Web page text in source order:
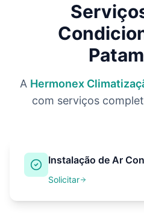
A Hermonex
com serviços
Instalação de Ar
Solicitar